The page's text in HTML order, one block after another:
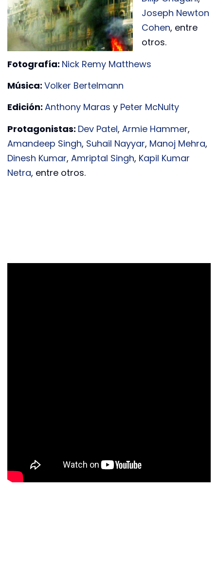
Joseph Newton
Cohen, entre
otros.
Fotografía: Nick Remy Matthews
Música: Volker Bertelmann
Edición: Anthony Maras y Peter McNulty
Protagonistas: Dev Patel, Armie Hammer,
Amandeep Singh, Suhail Nayyar, Manoj Mehra,
Dinesh Kumar, Amriptal Singh, Kapil Kumar
Netra, entre otros.